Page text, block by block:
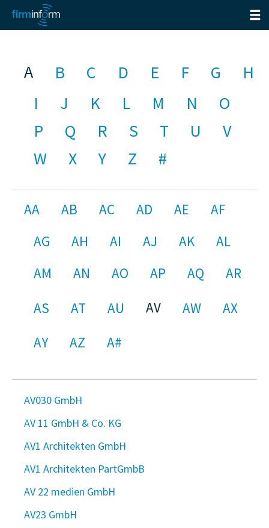
A B C D E F G
H
I
J K L M N
O
P
Q R S T U
V
W
X Y Z #
AA AB AC AD AE
AF
AG
AH AI AJ AK
AL
AM
AN AO AP AQ
AR
AS
AT AU AV AW
AX
AY
AZ A#
AV030 GmbH
AV 11 GmbH & Co. KG
AV1 Architekten GmbH
AV1 Architekten PartGmbB
AV 22 medien GmbH
AV23 GmbH